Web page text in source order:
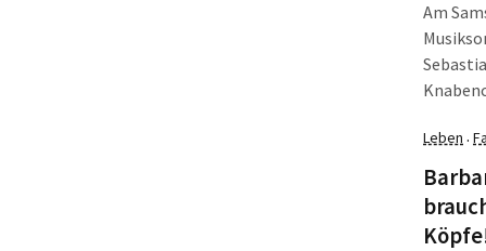
Am
große
Leben ·